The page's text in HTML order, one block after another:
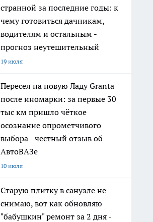
странной за последние годы: к
чему готовиться дачникам,
водителям и остальным -
прогноз неутешительный
19 июля
Пересел на новую Ладу Granta
после иномарки: за первые 30
тыс км пришло чёткое
осознание опрометчивого
выбора - честный отзыв об
АвтоВАЗе
10 июля
Старую плитку в санузле не
снимаю, вот как обновляю
"бабушкин" ремонт за 2 дня -